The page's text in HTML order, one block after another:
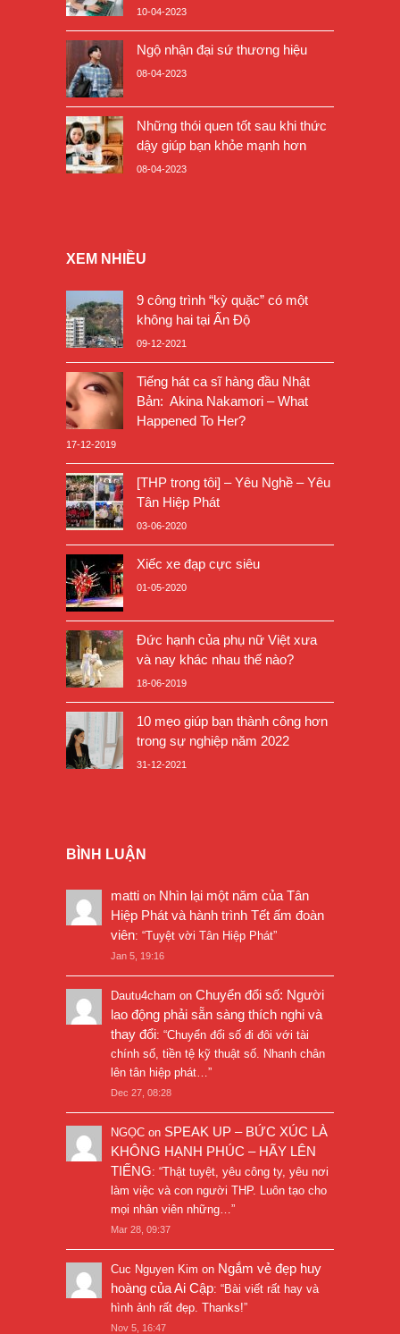
10-04-2023
Ngộ nhận đại sứ thương hiệu
08-04-2023
Những thói quen tốt sau khi thức
dậy giúp bạn khỏe mạnh hơn
08-04-2023
XEM NHIỀU
9 công trình “kỳ quặc” có một
không hai tại Ấn Độ
09-12-2021
Tiếng hát ca sĩ hàng đầu Nhật
Bản: Akina Nakamori – What
Happened To Her?
17-12-2019
[THP trong tôi] – Yêu Nghề – Yêu
Tân Hiệp Phát
03-06-2020
Xiếc xe đạp cực siêu
01-05-2020
Đức hạnh của phụ nữ Việt xưa
và nay khác nhau thế nào?
18-06-2019
10 mẹo giúp bạn thành công hơn
trong sự nghiệp năm 2022
31-12-2021
BÌNH LUẬN
matti on Nhìn lại một năm của Tân
Hiệp Phát và hành trình Tết ấm đoàn
viên: “Tuyệt vời Tân Hiệp Phát”
Jan 5, 19:16
Dautu4cham on Chuyển đổi số: Người
lao động phải sẵn sàng thích nghi và
thay đổi: “Chuyển đổi số đi đôi với tài
chính số, tiền tệ kỹ thuật số. Nhanh chân
lên tân hiệp phát… ”
Dec 27, 08:28
NGỌC on SPEAK UP – BỨC XÚC LÀ
KHÔNG HẠNH PHÚC – HÃY LÊN
TIẾNG: “Thật tuyệt, yêu công ty, yêu nơi
làm việc và con người THP. Luôn tạo cho
mọi nhân viên những… ”
Mar 28, 09:37
Cuc Nguyen Kim on Ngắm vẻ đẹp huy
hoàng của Ai Cập: “Bài viết rất hay và
hình ảnh rất đẹp. Thanks!”
Nov 5, 16:47